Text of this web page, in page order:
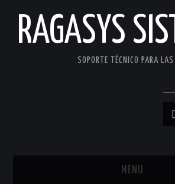
RAGASYS
SOPORTE TÉCNICO PARA
MENU